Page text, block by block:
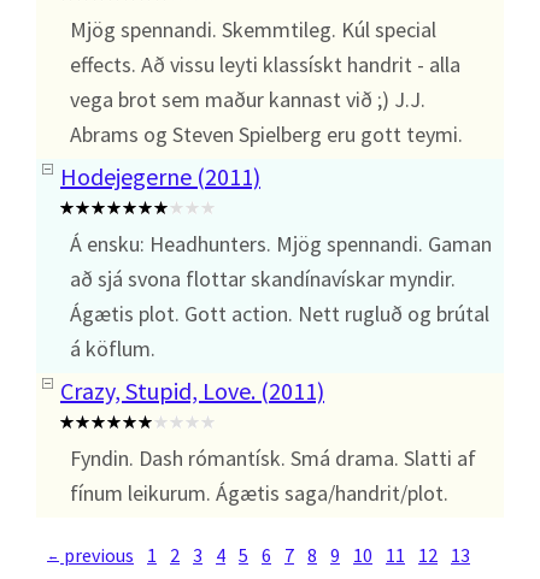
Mjög spennandi. Skemmtileg. Kúl special
effects. Að vissu leyti klassískt handrit - alla
vega brot sem maður kannast við ;) J.J.
Abrams og Steven Spielberg eru gott teymi.
Hodejegerne (2011)
Á ensku: Headhunters. Mjög spennandi. Gaman
að sjá svona flottar skandínavískar myndir.
Ágætis plot. Gott action. Nett rugluð og brútal
á köflum.
Crazy, Stupid, Love. (2011)
Fyndin. Dash rómantísk. Smá drama. Slatti af
fínum leikurum. Ágætis saga/handrit/plot.
← previous 1 2 3 4 5 6 7 8 9 10 11 12 13